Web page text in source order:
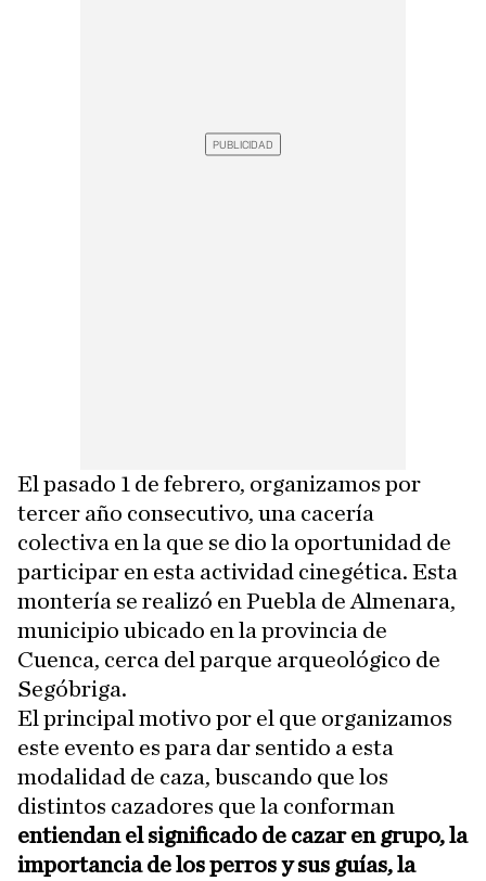
El pasado 1 de febrero, organizamos por
tercer año consecutivo, una cacería
colectiva en la que se dio la oportunidad de
participar en esta actividad cinegética. Esta
montería se realizó en Puebla de Almenara,
municipio ubicado en la provincia de
Cuenca, cerca del parque arqueológico de
Segóbriga.
El principal motivo por el que organizamos
este evento es para dar sentido a esta
modalidad de caza, buscando que los
distintos cazadores que la conforman
entiendan el significado de cazar en grupo, la
importancia de los perros y sus guías, la